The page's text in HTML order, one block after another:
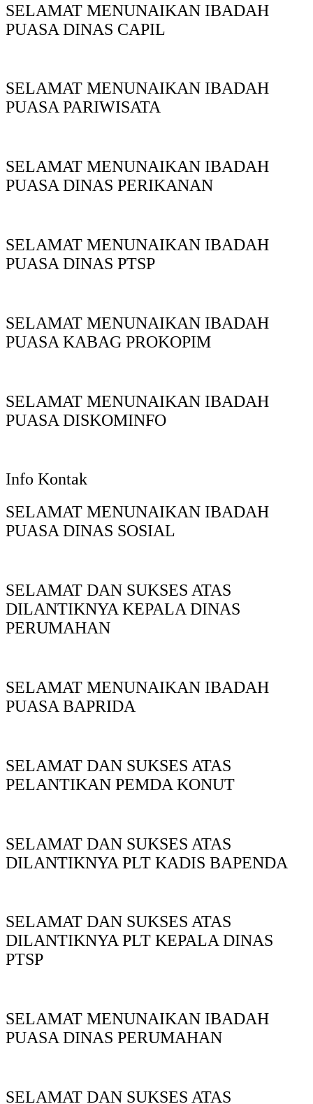
SELAMAT MENUNAIKAN IBADAH
PUASA DINAS CAPIL
SELAMAT MENUNAIKAN IBADAH
PUASA PARIWISATA
SELAMAT MENUNAIKAN IBADAH
PUASA DINAS PERIKANAN
SELAMAT MENUNAIKAN IBADAH
PUASA DINAS PTSP
SELAMAT MENUNAIKAN IBADAH
PUASA KABAG PROKOPIM
SELAMAT MENUNAIKAN IBADAH
PUASA DISKOMINFO
Info Kontak
SELAMAT MENUNAIKAN IBADAH
PUASA DINAS SOSIAL
SELAMAT DAN SUKSES ATAS
DILANTIKNYA KEPALA DINAS
PERUMAHAN
SELAMAT MENUNAIKAN IBADAH
PUASA BAPRIDA
SELAMAT DAN SUKSES ATAS
PELANTIKAN PEMDA KONUT
SELAMAT DAN SUKSES ATAS
DILANTIKNYA PLT KADIS BAPENDA
SELAMAT DAN SUKSES ATAS
DILANTIKNYA PLT KEPALA DINAS
PTSP
SELAMAT MENUNAIKAN IBADAH
PUASA DINAS PERUMAHAN
SELAMAT DAN SUKSES ATAS